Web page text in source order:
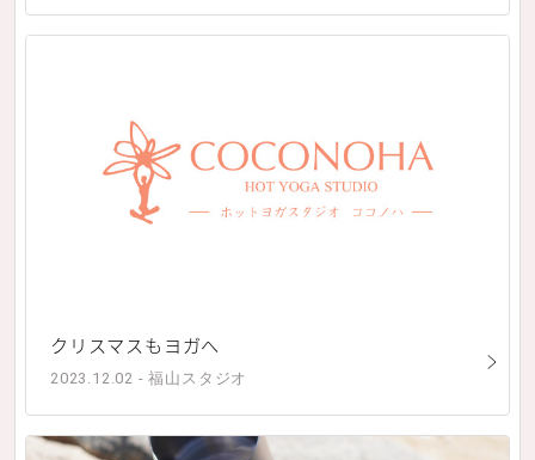
クリスマスもヨガへ
2023.12.02 - 福山スタジオ